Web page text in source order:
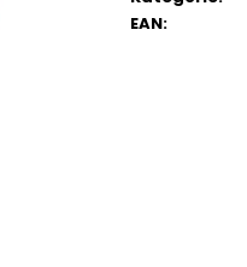
EAN:
PRODLOUŽENÁ